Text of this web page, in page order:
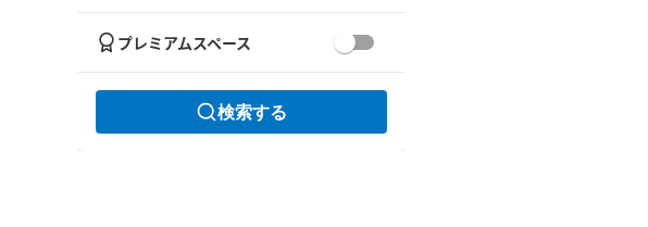
プレミアムスペース
検索する